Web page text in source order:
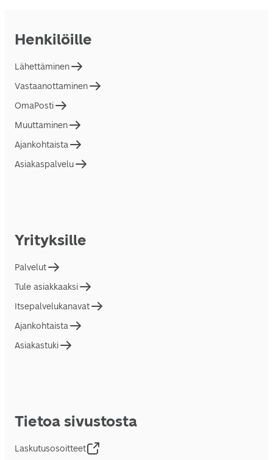
Henkilöille
Lähettäminen
Vastaanottaminen
OmaPosti
Muuttaminen
Ajankohtaista
Asiakaspalvelu
Yrityksille
Palvelut
Tule asiakkaaksi
Itsepalvelukanavat
Ajankohtaista
Asiakastuki
Tietoa sivustosta
Laskutusosoitteet